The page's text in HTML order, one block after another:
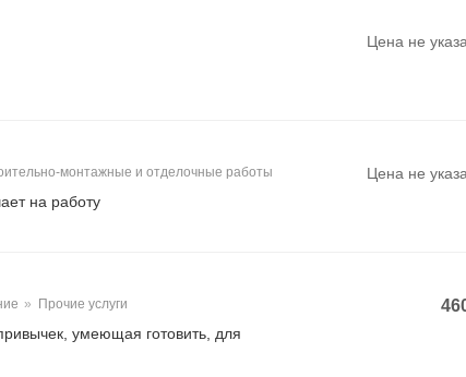
Цена не
монтажные и отделочные работы
на работу
Цена не
» Прочие услуги
умеющая готовить, для